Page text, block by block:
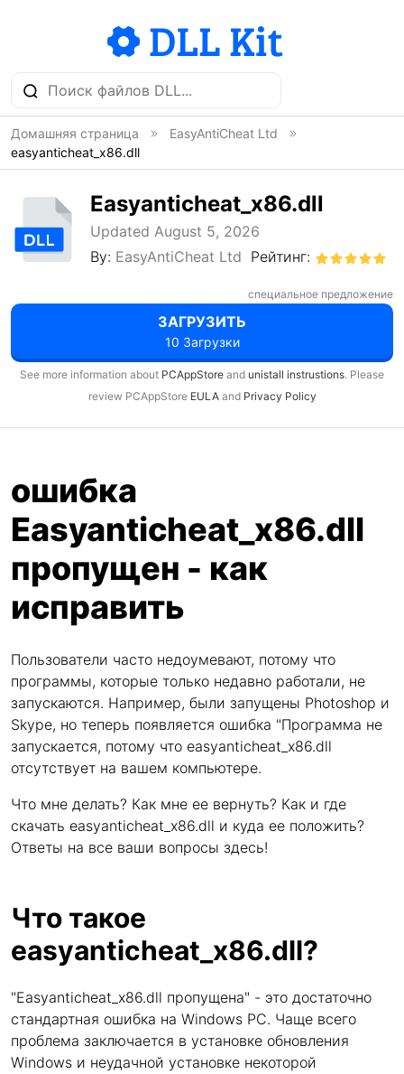
Домашняя страница
EasyAntiCheat Ltd
easyanticheat_x86.dll
Easyanticheat_x86.dll
Updated August 5, 2026
By: EasyAntiCheat Ltd Рейтинг:
специальное предложение
ЗАГРУЗИТЬ
10 Загрузки
See more information about PCAppStore and unistall instrustions. Please
review PCAppStore EULAand Privacy Policy
ошибка
Easyanticheat_x86.dll
пропущен - как
исправить
Пользователи часто недоумевают, потому что
программы, которые только недавно работали, не
запускаются. Например, были запущены Photoshop и
Skype, но теперь появляется ошибка "Программа не
запускается, потому что easyanticheat_x86.dll
отсутствует на вашем компьютере.
Что мне делать? Как мне ее вернуть? Как и где
скачать easyanticheat_x86.dll и куда ее положить?
Ответы на все ваши вопросы здесь!
Что такое
easyanticheat_x86.dll?
"Easyanticheat_x86.dll пропущена" - это достаточно
стандартная ошибка на Windows PC. Чаще всего
проблема заключается в установке обновления
Windows и неудачной установке некоторой